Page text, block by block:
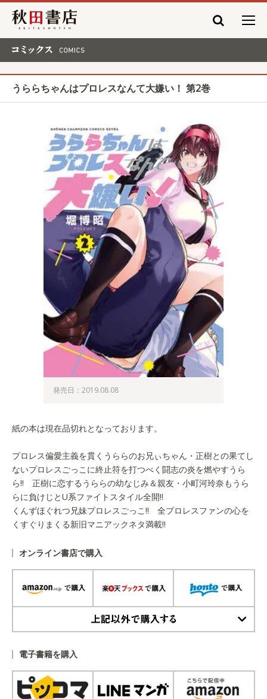
秋田書店
うららちゃんはプロレスなんて大嫌い！ 第2巻
発売日：2019.08.08
紙の本は現在品切れとなっております。
プロレス偏愛主義を貫くうららのお兄ぃちゃん・正樹との果てし
ないプロレスごっこに終止符を打つべく闘志の炎を燃やすうら
ら!! 正樹に恋するうららの幼なじみ＆親友・小町河玲奈もうら
らに負けじとU系ファイトスタイル全開!!
くんずほぐれつ兄妹プロレスごっこ!! 全プロレスファンの心を
くすぐりまくる新旧マニアックネタ満載!!
オンライン書店で購入
電子書籍を購入